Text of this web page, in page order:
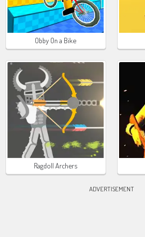
Obby On a Bike
Ragdoll Archers
ADVERTISEMENT